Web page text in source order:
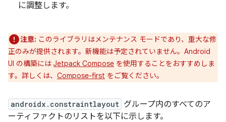
に調整します。
注意: このライブラリはメンテナンス モードであり、重大な修
正のみが提供されます。新機能は予定されていません。Android
UI の構築には Jetpack Compose を使用することをおすすめしま
す。詳しくは、 Compose-first をご覧ください。
androidx.constraintlayout グループ内のすべてのア
ーティファクトのリストを以下に示します。